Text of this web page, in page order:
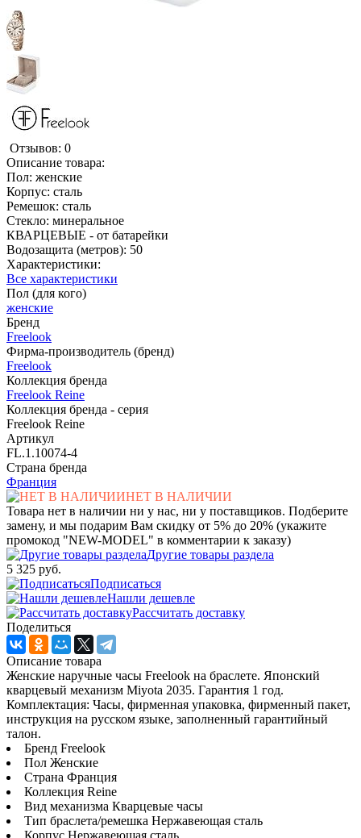
Отзывов: 0
Описание товара:
Пол: женские
Корпус: сталь
Ремешок: сталь
Стекло: минеральное
КВАРЦЕВЫЕ - от батарейки
Водозащита (метров): 50
Характеристики:
Все характеристики
Пол (для кого)
женские
Бренд
Freelook
Фирма-производитель (бренд)
Freelook
Коллекция бренда
Freelook Reine
Коллекция бренда - серия
Freelook Reine
Артикул
FL.1.10074-4
Страна бренда
Франция
НЕТ В НАЛИЧИИ
Товара нет в наличии ни у нас, ни у поставщиков. Подберите
замену, и мы подарим Вам скидку от 5% до 20% (укажите
промокод "NEW-MODEL" в комментарии к заказу)
Другие товары раздела
5 325 руб.
Подписаться
Нашли дешевле
Рассчитать доставку
Поделиться
Описание товара
Женские наручные часы Freelook на браслете. Японский
кварцевый механизм Miyota 2035. Гарантия 1 год.
Комплектация: Часы, фирменная упаковка, фирменный пакет,
инструкция на русском языке, заполненный гарантийный
талон.
Бренд Freelook
Пол Женские
Страна Франция
Коллекция Reine
Вид механизма Кварцевые часы
Тип браслета/ремешка Нержавеющая сталь
Корпус Нержавеющая сталь